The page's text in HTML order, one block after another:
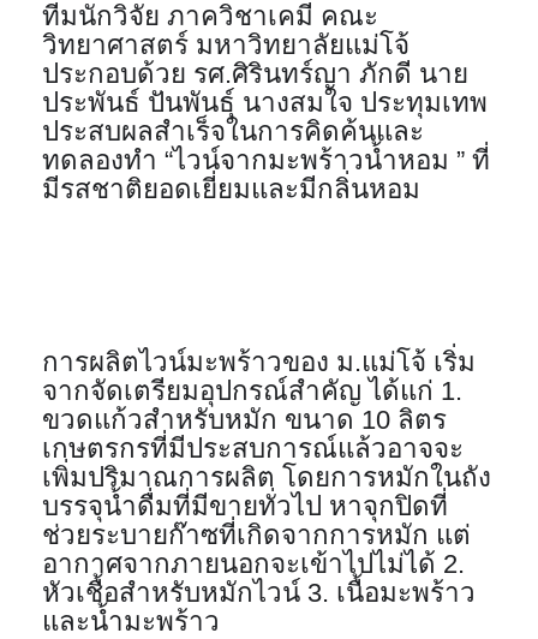
ทีมนักวิจัย ภาควิชาเคมี คณะ
วิทยาศาสตร์ มหาวิทยาลัยแม่โจ้
ประกอบด้วย รศ.ศิรินทร์ญา ภักดี นาย
ประพันธ์ ปันพันธุ์ นางสมใจ ประทุมเทพ
ประสบผลสำเร็จในการคิดค้นและ
ทดลองทำ “ไวน์จากมะพร้าวน้ำหอม ” ที่
มีรสชาติยอดเยี่ยมและมีกลิ่นหอม
การผลิตไวน์มะพร้าวของ ม.แม่โจ้ เริ่ม
จากจัดเตรียมอุปกรณ์สำคัญ ได้แก่ 1.
ขวดแก้วสำหรับหมัก ขนาด 10 ลิตร
เกษตรกรที่มีประสบการณ์แล้วอาจจะ
เพิ่มปริมาณการผลิต โดยการหมักในถัง
บรรจุน้ำดื่มที่มีขายทั่วไป หาจุกปิดที่
ช่วยระบายก๊าซที่เกิดจากการหมัก แต่
อากาศจากภายนอกจะเข้าไปไม่ได้ 2.
หัวเชื้อสำหรับหมักไวน์ 3. เนื้อมะพร้าว
และน้ำมะพร้าว